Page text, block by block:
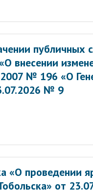
публичных
внесении
№ 196 «О
№ 9
«О проведении
от